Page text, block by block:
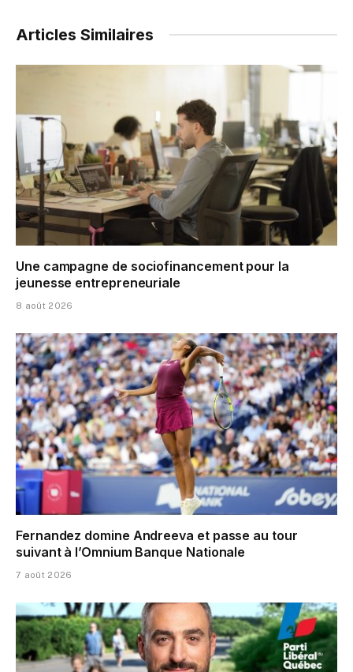
Articles Similaires
Une campagne de sociofinancement pour la
jeunesse entrepreneuriale
8 août 2026
Fernandez domine Andreeva et passe au tour
suivant à l’Omnium Banque Nationale
7 août 2026